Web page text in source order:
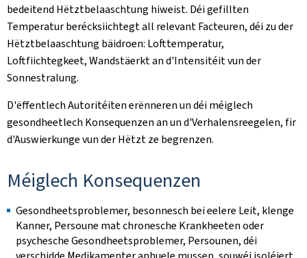
bedeitend Hëtztbelaaschtung hiweist. Déi gefillten
Temperatur berécksiichtegt all relevant Facteuren, déi zu der
Hëtztbelaaschtung bäidroen: Lofttemperatur,
Loftfiichtegkeet, Wandstäerkt an d'Intensitéit vun der
Sonnestralung.
D'ëffentlech Autoritéiten erënneren un déi méiglech
gesondheetlech Konsequenzen an un d'Verhalensreegelen, fir
d'Auswierkunge vun der Hëtzt ze begrenzen.
Méiglech Konsequenzen
Gesondheetsproblemer, besonnesch bei eelere Leit, klenge
Kanner, Persoune mat chronesche Krankheeten oder
psychesche Gesondheetsproblemer, Persounen, déi